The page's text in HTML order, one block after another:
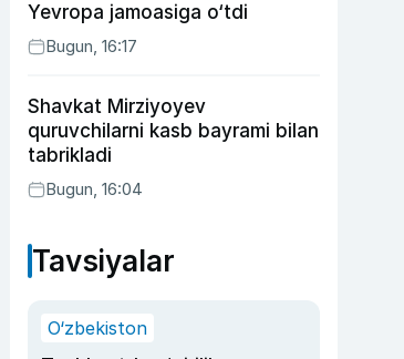
Yevropa jamoasiga o‘tdi
Bugun, 16:17
Shavkat Mirziyoyev
quruvchilarni kasb bayrami bilan
tabrikladi
Bugun, 16:04
Tavsiyalar
O‘zbekiston